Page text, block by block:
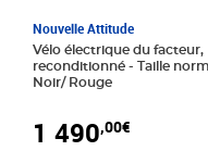
Nouvelle Attitude
Vélo électrique du facteur,
reconditionné - Taille normale -
Noir/ Rouge
1 490,00€